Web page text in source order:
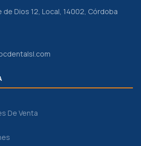
de Dios 12, Local, 14002, Córdoba
De Venta